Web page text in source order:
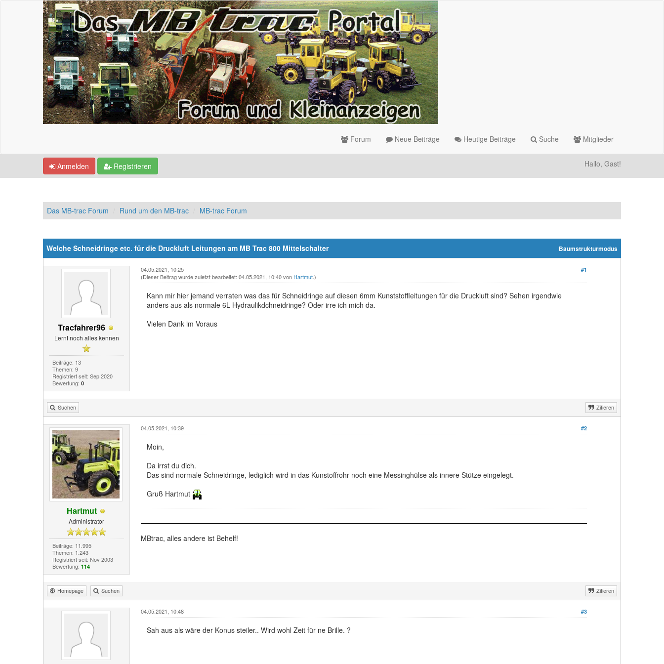
Forum Neue Beiträge Heutige Beiträge Suche Mitglieder
Anmelden Registrieren Hallo, Gast!
Das MB-trac Forum Rund um den MB-trac MB-trac Forum
Baumstrukturmodus
Welche Schneidringe etc. für die Druckluft Leitungen am MB Trac 800 Mittelschalter
Tracfahrer96
Lernt noch alles kennen
Beiträge: 13
Themen: 9
Registriert seit: Sep 2020
Bewertung: 0
#1
04.05.2021, 10:25
(Dieser Beitrag wurde zuletzt bearbeitet: 04.05.2021, 10:40 von Hartmut.)
Kann mir hier jemand verraten was das für Schneidringe auf diesen 6mm Kunststoffleitungen für die Druckluft sind? Sehen irgendwie
anders aus als normale 6L Hydraulikdchneidringe? Oder irre ich mich da.
Vielen Dank im Voraus
Suchen Zitieren
Hartmut
Administrator
Beiträge: 11.995
Themen: 1.243
Registriert seit: Nov 2003
Bewertung: 114
#2
04.05.2021, 10:39
Moin,
Da irrst du dich.
Das sind normale Schneidringe, lediglich wird in das Kunstoffrohr noch eine Messinghülse als innere Stütze eingelegt.
Gruß Hartmut
MBtrac, alles andere ist Behelf!
Homepage Suchen Zitieren
#3
04.05.2021, 10:48
Sah aus als wäre der Konus steiler.. Wird wohl Zeit für ne Brille. ?